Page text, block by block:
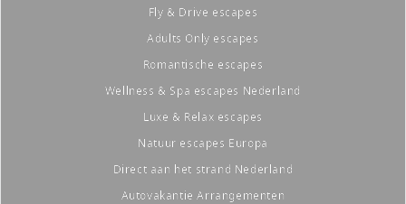
Fly & Drive escapes
Adults Only escapes
Romantische escapes
Wellness & Spa escapes Nederland
Luxe & Relax escapes
Natuur escapes Europa
Direct aan het strand Nederland
Autovakantie Arrangementen